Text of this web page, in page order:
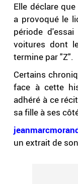
Elle déclare
a provoqué le
période
voitures dont
termine par "Z".
Certains
face à cette
adhéré à ce
sa fille à ses
un extrait de